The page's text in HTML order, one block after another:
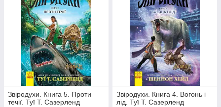
Звіродухи. Книга 5. Проти
течії. Туї Т. Сазерленд
Звіродухи. Книга 4. Вогонь і
лід. Туї Т. Сазерленд